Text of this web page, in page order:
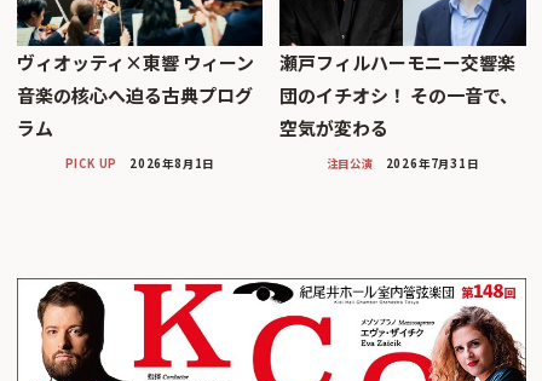
ヴィオッティ×東響 ウィーン
音楽の核心へ迫る古典プログ
ラム
PICK UP 2026年8月1日
瀬戸フィルハーモニー交響楽
団のイチオシ！ その一音で、
空気が変わる
注目公演 2026年7月31日